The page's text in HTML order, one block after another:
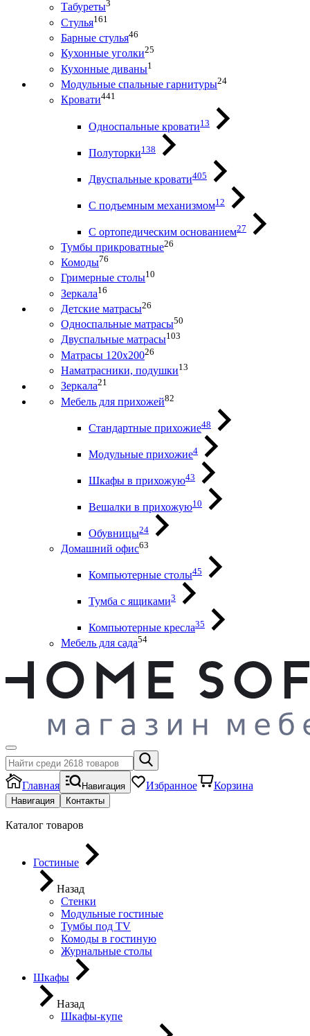
Табуреты3
Стулья161
Барные стулья46
Кухонные уголки25
Кухонные диваны1
Модульные спальные гарнитуры24
Кровати441
Односпальные кровати13
Полуторки138
Двуспальные кровати405
С подъемным механизмом12
С ортопедическим основанием27
Тумбы прикроватные26
Комоды76
Гримерные столы10
Зеркала16
Детские матрасы26
Односпальные матрасы50
Двуспальные матрасы103
Матрасы 120х20026
Наматрасники, подушки13
Зеркала21
Мебель для прихожей82
Стандартные прихожие48
Модульные прихожие4
Шкафы в прихожую43
Вешалки в прихожую10
Обувницы24
Домашний офис63
Компьютерные столы45
Тумба с ящиками3
Компьютерные кресла35
Мебель для сада54
Главная Навигация Избранное Корзина
Навигация Контакты
Каталог товаров
Гостиные
Назад
Стенки
Модульные гостиные
Тумбы под ТV
Комоды в гостиную
Журнальные столы
Шкафы
Назад
Шкафы-купе